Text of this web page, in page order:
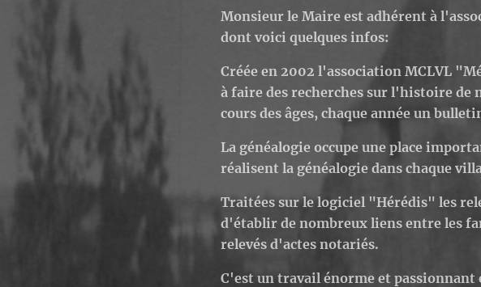
Monsieur le Maire est adhérent à
dont voici quelques infos:
Créée en 2002 l'association MCLVL
à faire des recherches sur l'histoire de
cours des âges, chaque année un
La généalogie occupe une place
réalisent la généalogie dans chaque
Traitées sur le logiciel "Hérédis" les
d'établir de nombreux liens entre les
relevés d'actes notariés.
C'est un travail énorme et